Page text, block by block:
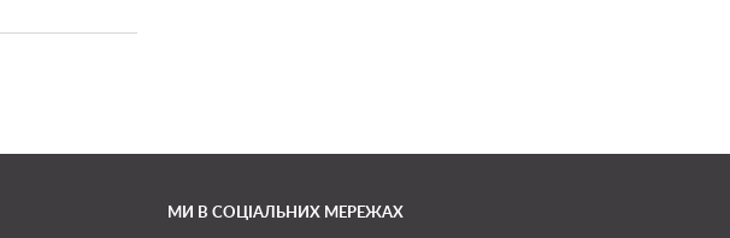
МИ В СОЦІАЛЬНИХ МЕРЕЖАХ